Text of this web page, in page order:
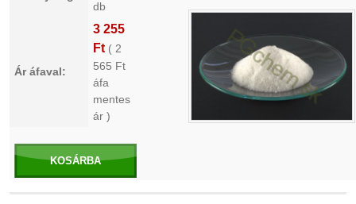
db
Ár áfaval:
3 255
Ft ( 2
565 Ft
áfa
mentes
ár )
KOSÁRBA